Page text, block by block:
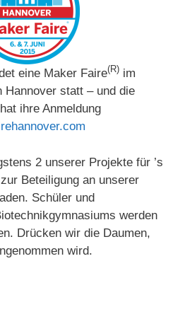
eine Maker Faire(R) im
Hannover statt – und die
ihre Anmeldung
2 unserer Projekte für ’s
Beteiligung an unserer
Schüler und
werden
Drücken wir die Daumen,
wird.